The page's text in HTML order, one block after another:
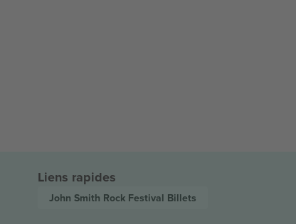
Liens rapides
John Smith Rock Festival Billets